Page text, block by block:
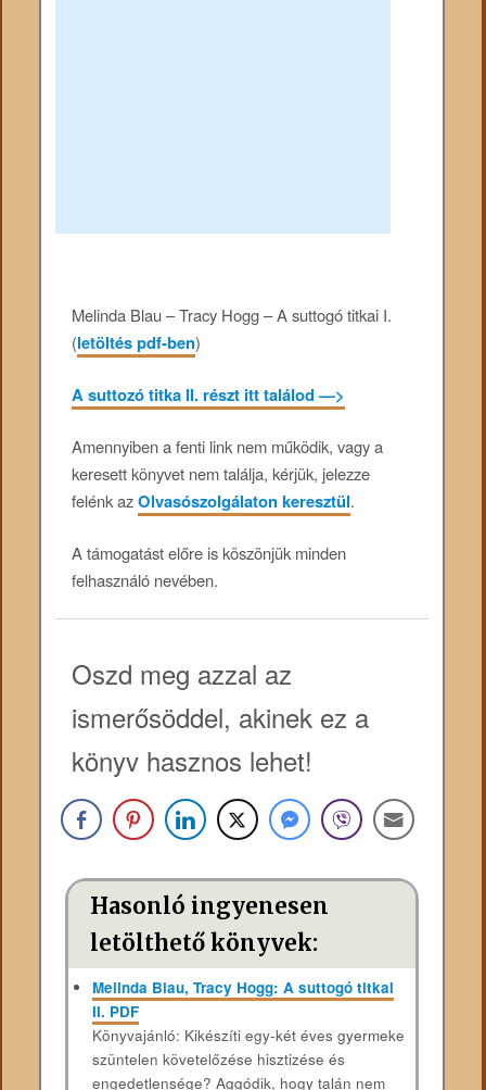
Melinda Blau – Tracy Hogg – A suttogó titkai I.
(letöltés pdf-ben)
A suttozó titka II. részt itt találod —>
Amennyiben a fenti link nem működik, vagy a
keresett könyvet nem találja, kérjük, jelezze
felénk azOlvasószolgálaton keresztül.
A támogatást előre is köszönjük minden
felhasználó nevében.
Oszd meg azzal az
ismerősöddel, akinek ez a
könyv hasznos lehet!
Hasonló ingyenesen
letölthető könyvek:
Melinda Blau, Tracy Hogg: A suttogó titkai
II. PDF
Könyvajánló: Kikészíti egy-két éves gyermeke
szüntelen követelőzése hisztizése és
engedetlensége? Aggódik, hogy talán nem